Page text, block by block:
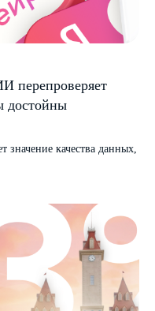
перепроверяет
достойны
значение качества данных,